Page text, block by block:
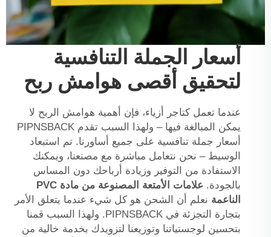
أسعار الجملة التنافسية
لتحقيق أقصى هوامش ربح
عندما تعمل كتاجر أزياء، فإن أهمية هوامش الربح لا
يمكن المبالغة فيها – ولهذا السبب تقدم PIPNSBACK
أسعار جملة تنافسية على جميع أساورنا. تم استبعاد
الوسيط – نحن نتعامل مباشرة مع مصنعنا، ويمكنك
الاستفادة من التوفير وزيادة أرباحك دون المساس
بالجودة.
علامات الأمتعة المصنوعة من مادة PVC
الناعمة نعلم أن الشحن هو كل شيء عندما يتعلق الأمر
بتجارة التجزئة في PIPNSBACK. ولهذا السبب قمنا
بتحسين لوجستياتنا وتوزيعنا لتزويدك بخدمة خالية من